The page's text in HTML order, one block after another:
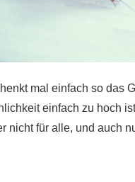
mal einfach so das
einfach zu hoch
nicht für alle, und auch